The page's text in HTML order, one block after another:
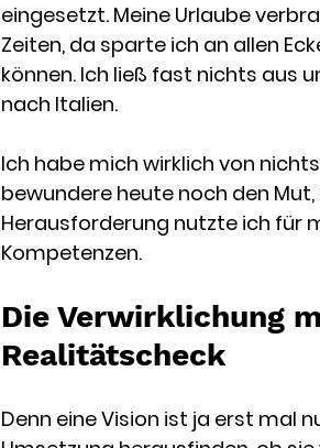
eingesetzt. Meine Urlaube
Zeiten, da sparte ich an allen
können. Ich ließ fast nichts aus
nach Italien.
Ich habe mich wirklich von
bewundere heute noch den
Herausforderung nutzte ich für
Kompetenzen.
Die Verwirklichung
Realitätscheck
Denn eine Vision ist ja erst mal